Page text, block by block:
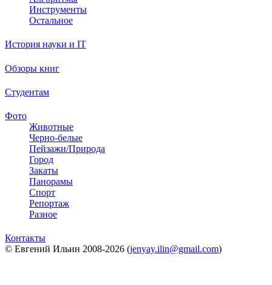
Инструменты
Остальное
История науки и IT
Обзоры книг
Студентам
Фото
Животные
Черно-белые
Пейзажи/Природа
Город
Закаты
Панорамы
Спорт
Репортаж
Разное
Контакты
© Евгений Ильин 2008-2026 (jenyay.ilin@gmail.com)